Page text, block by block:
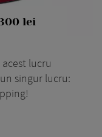
lei
lucru
singur lucru: